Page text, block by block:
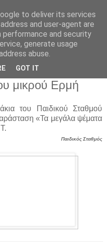
μικρού Ερμή
του Παιδικού Σταθμού
«Τα μεγάλα ψέματα
Παιδικός Σταθμός
to deliver its services
and user-agent are
performance and security
generate usage
abuse.
GOT IT